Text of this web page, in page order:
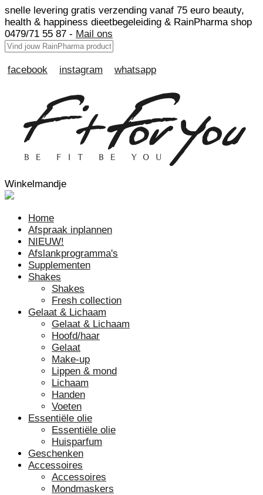
snelle levering gratis verzending vanaf 75 euro beauty,
health & happiness dieetbegeleiding & RainPharma shop
0479/71 55 87 - Mail ons
facebook instagram whatsapp
Winkelmandje
Home
Afspraak inplannen
NIEUW!
Afslankprogramma's
Supplementen
Shakes
Shakes
Fresh collection
Gelaat & Lichaam
Gelaat & Lichaam
Hoofd/haar
Gelaat
Make-up
Lippen & mond
Lichaam
Handen
Voeten
Essentiële olie
Essentiële olie
Huisparfum
Geschenken
Accessoires
Accessoires
Mondmaskers